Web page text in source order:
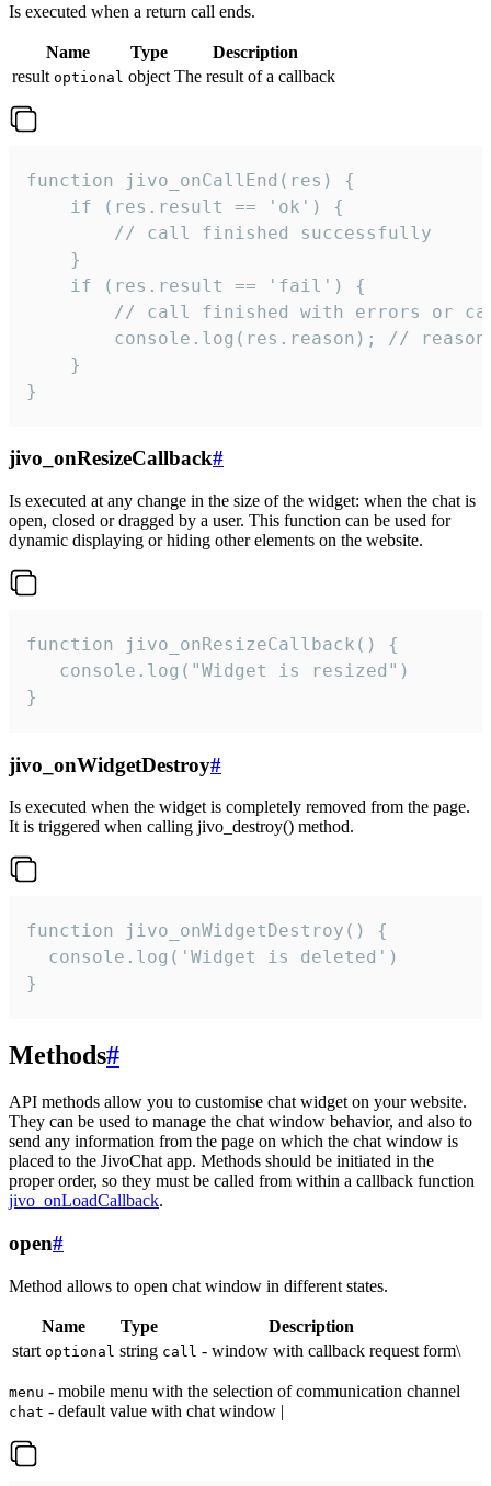
Is executed when a return call ends.
Name Type
Description
result optional object The result of a callback
function jivo_onCallEnd(res) {
    if (res.result == 'ok') {
        // call finished successfully
    }
    if (res.result == 'fail') {
// call finished with errors or
console.log(res.reason); //
    }
}
jivo_onResizeCallback#
Is executed at any change in the size of the widget: when the chat is
open, closed or dragged by a user. This function can be used for
dynamic displaying or hiding other elements on the website.
function jivo_onResizeCallback() {
   console.log("Widget is resized")
}
jivo_onWidgetDestroy#
Is executed when the widget is completely removed from the page.
It is triggered when calling jivo_destroy() method.
function jivo_onWidgetDestroy() {
  console.log('Widget is deleted')
}
Methods#
API methods allow you to customise chat widget on your website.
They can be used to manage the chat window behavior, and also to
send any information from the page on which the chat window is
placed to the JivoChat app. Methods should be initiated in the
proper order, so they must be called from within a callback function
jivo_onLoadCallback.
open#
Method allows to open chat window in different states.
Name Type
Description
start optional string call - window with callback request form\
menu - mobile menu with the selection of communication channel
chat - default value with chat window |